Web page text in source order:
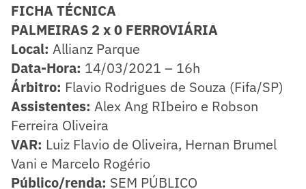
FICHA TÉCNICA
PALMEIRAS 2 x 0 FERROVIÁRIA
Local: Allianz Parque
Data-Hora: 14/03/2021 – 16h
Árbitro: Flavio Rodrigues de Souza (Fifa/SP)
Assistentes: Alex Ang RIbeiro e Robson
Ferreira Oliveira
VAR: Luiz Flavio de Oliveira, Hernan Brumel
Vani e Marcelo Rogério
Público/renda: SEM PÚBLICO